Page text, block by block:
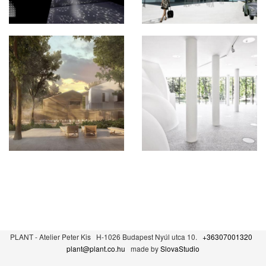
PLANT - Atelier Peter Kis H-1026 Budapest Nyúl utca 10. +36307001320
plant@plant.co.hu made bySlovaStudio